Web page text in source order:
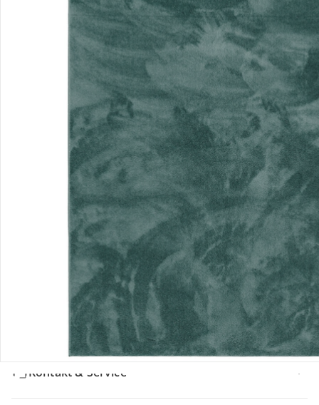
Produktbeschreibung
Hinweise, Siegel & Hersteller
Bewertungen
Bestellung & Lieferung
Retoure & Reklamation
Gutscheine & Aktionen
Kontakt & Service